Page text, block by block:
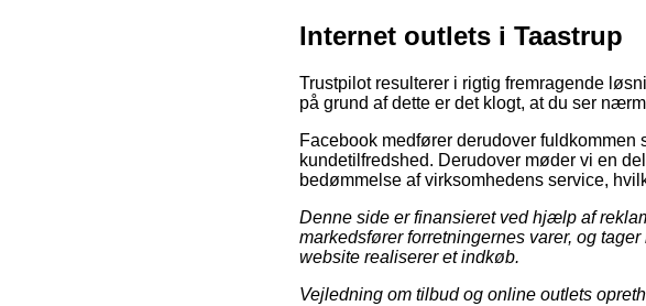
Internet outlets i Taastrup
Trustpilot resulterer i rigtig fremragende
på grund af dette er det klogt, at du ser
Facebook medfører derudover
kundetilfredshed. Derudover møder vi en
bedømmelse af virksomhedens service,
Denne side er finansieret ved hjælp af
markedsfører forretningernes varer, og
website realiserer et indkøb.
Vejledning om tilbud og online outlets